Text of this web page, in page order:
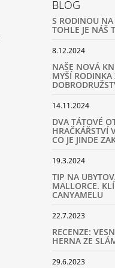
BLOG
S RODINOU
TOHLE JE NÁŠ
8.12.2024
NAŠE NOVÁ
MYŠÍ RODINKA
14.11.2024
DVA TÁTOVÉ
HRAČKÁŘSTVÍ
CO JE JINDE
19.3.2024
TIP NA
MALLORCE.
CANYAMELU
22.7.2023
RECENZE:
HERNA ZE
29.6.2023